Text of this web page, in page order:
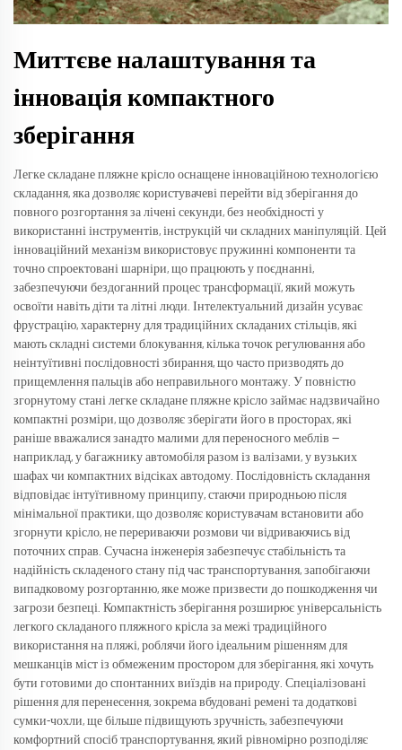
Миттєве налаштування та
інновація компактного
зберігання
Легке складане пляжне крісло оснащене інноваційною технологією
складання, яка дозволяє користувачеві перейти від зберігання до
повного розгортання за лічені секунди, без необхідності у
використанні інструментів, інструкцій чи складних маніпуляцій. Цей
інноваційний механізм використовує пружинні компоненти та
точно спроектовані шарніри, що працюють у поєднанні,
забезпечуючи бездоганний процес трансформації, який можуть
освоїти навіть діти та літні люди. Інтелектуальний дизайн усуває
фрустрацію, характерну для традиційних складаних стільців, які
мають складні системи блокування, кілька точок регулювання або
неінтуїтивні послідовності збирання, що часто призводять до
прищемлення пальців або неправильного монтажу. У повністю
згорнутому стані легке складане пляжне крісло займає надзвичайно
компактні розміри, що дозволяє зберігати його в просторах, які
раніше вважалися занадто малими для переносного меблів —
наприклад, у багажнику автомобіля разом із валізами, у вузьких
шафах чи компактних відсіках автодому. Послідовність складання
відповідає інтуїтивному принципу, стаючи природньою після
мінімальної практики, що дозволяє користувачам встановити або
згорнути крісло, не перериваючи розмови чи відриваючись від
поточних справ. Сучасна інженерія забезпечує стабільність та
надійність складеного стану під час транспортування, запобігаючи
випадковому розгортанню, яке може призвести до пошкодження чи
загрози безпеці. Компактність зберігання розширює універсальність
легкого складаного пляжного крісла за межі традиційного
використання на пляжі, роблячи його ідеальним рішенням для
мешканців міст із обмеженим простором для зберігання, які хочуть
бути готовими до спонтанних виїздів на природу. Спеціалізовані
рішення для перенесення, зокрема вбудовані ремені та додаткові
сумки-чохли, ще більше підвищують зручність, забезпечуючи
комфортний спосіб транспортування, який рівномірно розподіляє